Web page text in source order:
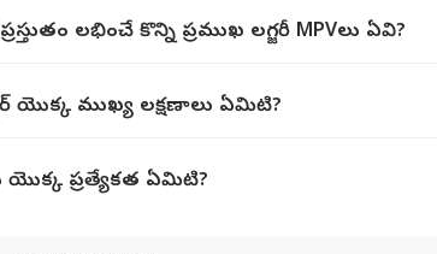
లభించే కొన్ని ప్రముఖ లగ్జరీ MPVలు ఏవి?
ముఖ్య లక్షణాలు ఏమిటి?
యొక్క ప్రత్యేకత ఏమిటి?